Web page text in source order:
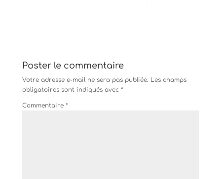
Poster le commentaire
Votre adresse e-mail ne sera pas publiée. Les champs
obligatoires sont indiqués avec *
Commentaire *